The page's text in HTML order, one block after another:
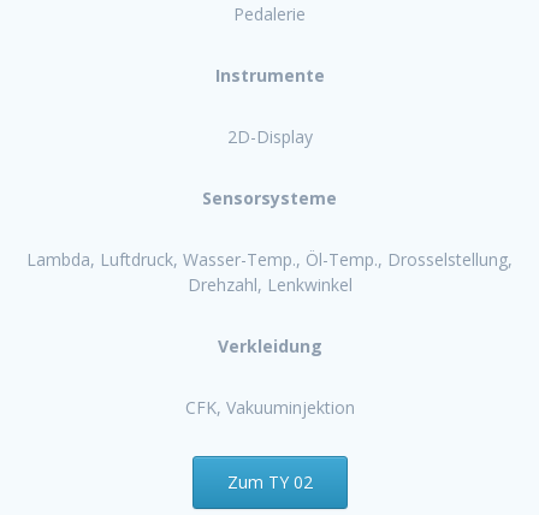
Pedalerie
Instrumente
2D-Display
Sensorsysteme
Lambda, Luftdruck, Wasser-Temp., Öl-Temp., Drosselstellung,
Drehzahl, Lenkwinkel
Verkleidung
CFK, Vakuuminjektion
Zum TY 02